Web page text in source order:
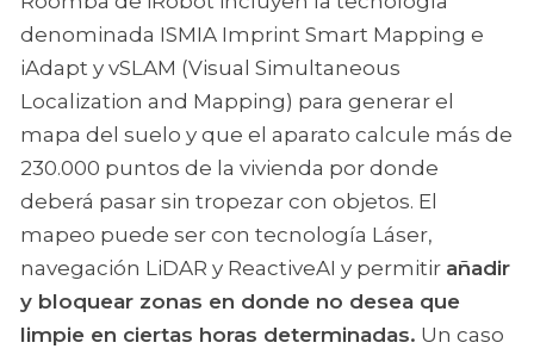
denominada ISMIA Imprint Smart Mapping e
iAdapt y vSLAM (Visual Simultaneous
Localization and Mapping) para generar el
mapa del suelo y que el aparato calcule más de
230.000 puntos de la vivienda por donde
deberá pasar sin tropezar con objetos. El
mapeo puede ser con tecnología Láser,
navegación LiDAR y ReactiveAI y permitir añadir
y bloquear zonas en donde no desea que
limpie en ciertas horas determinadas. Un caso